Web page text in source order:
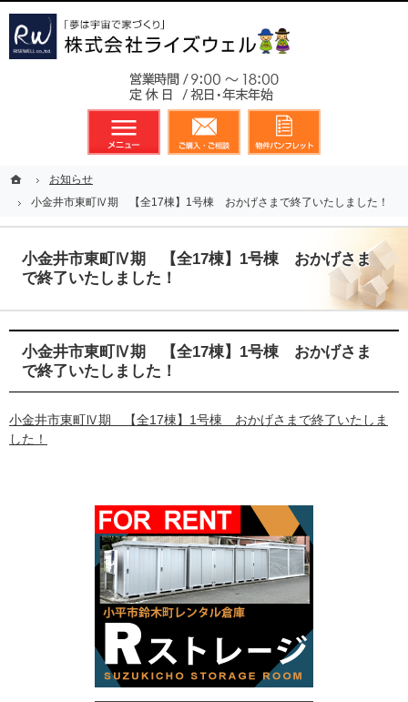
ホームお知らせ
小金井市東町Ⅳ期 【全17棟】1号棟 おかげさまで終了いたしました！
小金井市東町Ⅳ期 【全17棟】1号棟 おかげさま
で終了いたしました！
小金井市東町Ⅳ期 【全17棟】1号棟 おかげさま
で終了いたしました！
小金井市東町Ⅳ期 【全17棟】1号棟 おかげさまで終了いたしま
した！
メニュー 資料請求・お問合せ
ホームお知らせ
小金井市東町Ⅳ期 【全17棟】1号棟 おかげさまで終了いたしました！